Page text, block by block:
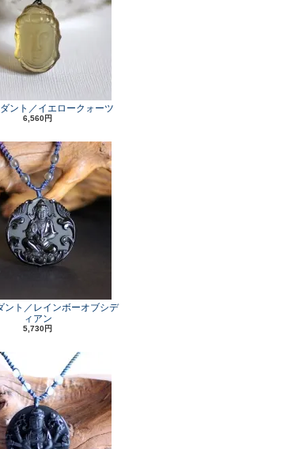
ント／イエロークォーツ
6,560円
ント／レインボーオブシデ
ィアン
5,730円